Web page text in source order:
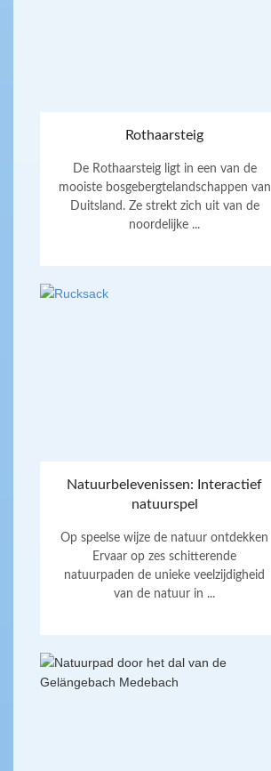
Rothaarsteig
De Rothaarsteig ligt in een van de
mooiste bosgebergtelandschappen van
Duitsland. Ze strekt zich uit van de
noordelijke ...
Natuurbelevenissen: Interactief
natuurspel
Op speelse wijze de natuur ontdekken
Ervaar op zes schitterende
natuurpaden de unieke veelzijdigheid
van de natuur in ...